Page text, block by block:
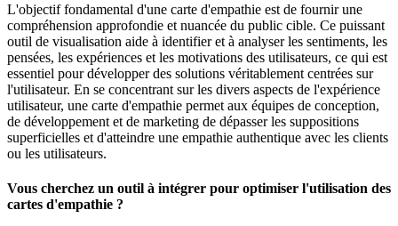
L'objectif fondamental d'une carte d'empathie est de fournir une
compréhension approfondie et nuancée du public cible. Ce puissant
outil de visualisation aide à identifier et à analyser les sentiments, les
pensées, les expériences et les motivations des utilisateurs, ce qui est
essentiel pour développer des solutions véritablement centrées sur
l'utilisateur. En se concentrant sur les divers aspects de l'expérience
utilisateur, une carte d'empathie permet aux équipes de conception,
de développement et de marketing de dépasser les suppositions
superficielles et d'atteindre une empathie authentique avec les clients
ou les utilisateurs.
Vous cherchez un outil à intégrer pour optimiser l'utilisation des
cartes d'empathie ?